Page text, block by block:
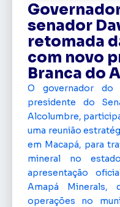
senador
retomada
com novo
Branca do
O governador
presidente do
Alcolumbre,
uma reunião
em Macapá, para
mineral no
apresentação
Amapá
operações no